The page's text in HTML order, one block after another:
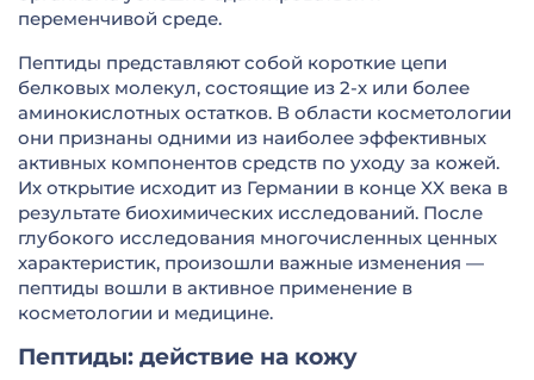
переменчивой среде.
Пептиды представляют собой короткие цепи
белковых молекул, состоящие из 2-х или более
аминокислотных остатков. В области косметологии
они признаны одними из наиболее эффективных
активных компонентов средств по уходу за кожей.
Их открытие исходит из Германии в конце XX века в
результате биохимических исследований. После
глубокого исследования многочисленных ценных
характеристик, произошли важные изменения —
пептиды вошли в активное применение в
косметологии и медицине.
Пептиды: действие на кожу